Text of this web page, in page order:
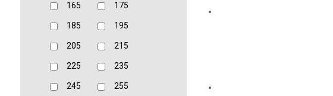
165 175
185 195
205 215
225 235
245 255